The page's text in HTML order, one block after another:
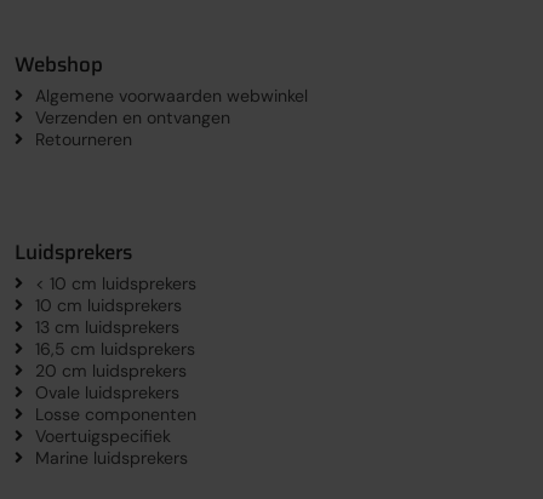
Webshop
Algemene voorwaarden webwinkel
Verzenden en ontvangen
Retourneren
Luidsprekers
< 10 cm luidsprekers
10 cm luidsprekers
13 cm luidsprekers
16,5 cm luidsprekers
20 cm luidsprekers
Ovale luidsprekers
Losse componenten
Voertuigspecifiek
Marine luidsprekers